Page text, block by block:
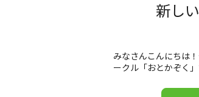
新し
みなさんこんにちは
ークル「おとかぞく